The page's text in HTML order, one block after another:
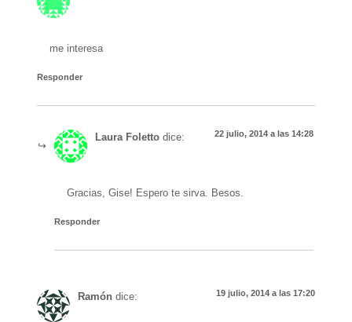
me interesa
Responder
Laura Foletto dice: 22 julio, 2014 a las 14:28
Gracias, Gise! Espero te sirva. Besos.
Responder
Ramón dice: 19 julio, 2014 a las 17:20